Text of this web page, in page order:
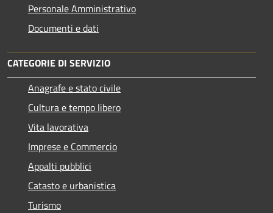
Personale Amministrativo
Documenti e dati
CATEGORIE DI SERVIZIO
Anagrafe e stato civile
Cultura e tempo libero
Vita lavorativa
Imprese e Commercio
Appalti pubblici
Catasto e urbanistica
Turismo